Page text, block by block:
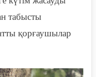
табысты
қорғаушылар